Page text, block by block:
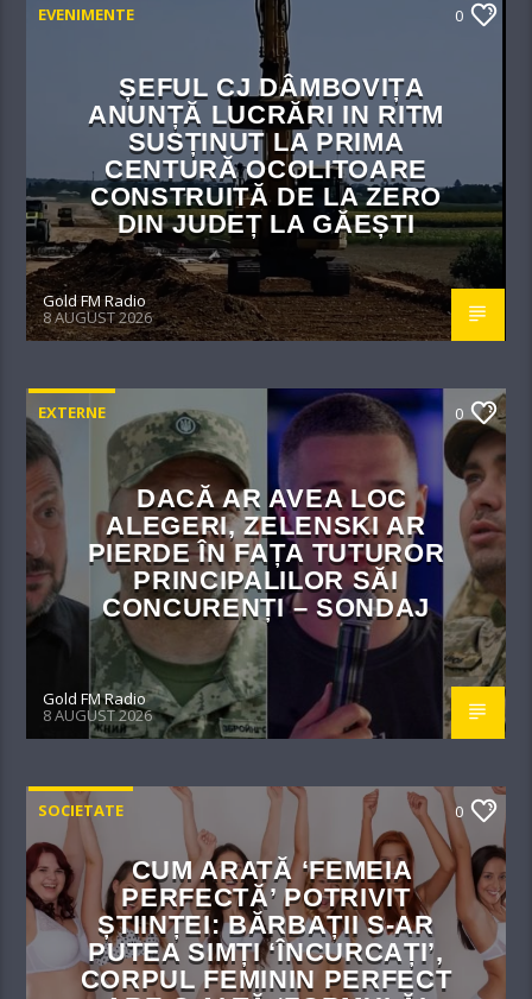
EVENIMENTE 0
ȘEFUL CJ DÂMBOVIȚA
ANUNȚĂ LUCRĂRI IN RITM
SUSȚINUT LA PRIMA
CENTURĂ OCOLITOARE
CONSTRUITĂ DE LA ZERO
DIN JUDEȚ LA GĂEȘTI
Gold FM Radio
8 AUGUST 2026
EXTERNE 0
DACĂ AR AVEA LOC
ALEGERI, ZELENSKI AR
PIERDE ÎN FAȚA TUTUROR
PRINCIPALILOR SĂI
CONCURENȚI – SONDAJ
Gold FM Radio
8 AUGUST 2026
SOCIETATE 0
CUM ARATĂ ‘FEMEIA
PERFECTĂ’ POTRIVIT
ȘTIINȚEI: BĂRBAȚII S-AR
PUTEA SIMȚI ‘ÎNCURCAȚI’,
CORPUL FEMININ PERFECT